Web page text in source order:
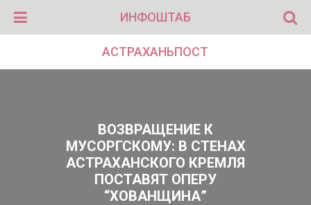
ИНФОШТАБ
АСТРАХАНЬПОСТ
ВОЗВРАЩЕНИЕ К
МУСОРГСКОМУ: В СТЕНАХ
АСТРАХАНСКОГО КРЕМЛЯ
ПОСТАВЯТ ОПЕРУ
“ХОВАНЩИНА”